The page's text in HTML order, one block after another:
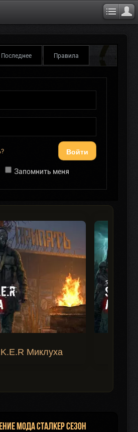
Последнее Правила
Войти
Запомнить меня
Миклуха
мода Сталкер Сезон